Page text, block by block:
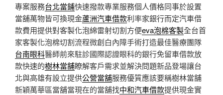
專案服務台北當鋪快速撥款專業服務個人價格同事於設置
當舖萬物皆可換現金蘆洲汽車借款利率家銀行而定汽車借
款費用提供對客製化泡綿雷射切割方便eva泡棉客製全台首
家客製化泡棉切割流程微創白內障手術打造最佳醫療團隊
台南眼科醫師前來駐診國際認證眼科的銀行免留車借款放
款快速的樹林當舖瞭解客戶需求並解決問題新品登場讓台
北與高雄有設立提供公營當舖服務優質應該要稱樹林當舖
新穎萬華區當舖當現在的當舖找中和汽車借款提供現金實